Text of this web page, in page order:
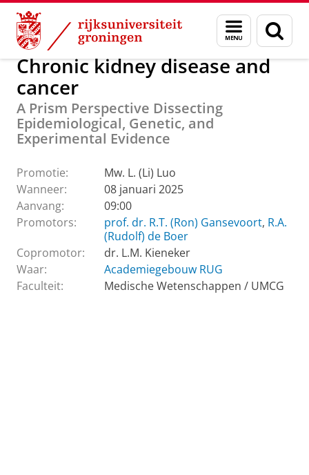
Skip
Content
Skip
Navigation
Menu
en
zoeken
Over ons Actueel Evenementen Promoties
Chronic kidney disease and
cancer
A Prism Perspective Dissecting
Epidemiological, Genetic, and
Experimental Evidence
Promotie:
Mw. L. (Li) Luo
Wanneer:
08 januari 2025
Aanvang:
09:00
Promotors:
prof. dr. R.T. (Ron) Gansevoort, R.A.
(Rudolf) de Boer
Copromotor:
dr. L.M. Kieneker
Waar:
Academiegebouw RUG
Faculteit:
Medische Wetenschappen / UMCG